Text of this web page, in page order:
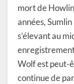
mort de
années,
s’élevant au
Wolf est peut-
continue de